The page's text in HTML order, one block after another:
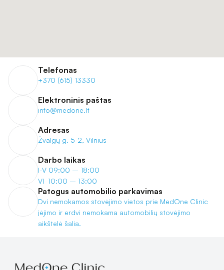
Telefonas
+370 (615) 13330
Elektroninis paštas
info@medone.lt
Adresas
Žvalgų g. 5-2, Vilnius
Darbo laikas
I-V 09:00 – 18:00
VI  10:00 – 13:00
Patogus automobilio parkavimas
Dvi nemokamos stovėjimo vietos prie MedOne Clinic
įėjimo ir erdvi nemokama automobilių stovėjimo
aikštelė šalia.